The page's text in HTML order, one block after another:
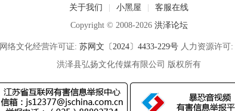
关于我们 小黑屋
客服在线
Copyright © 2008-2026 洪泽论坛
网络文化经营许可证: 苏网文〔2024〕4433-229号 人力资源许可:
洪泽县弘扬文化传媒有限公司 版权所有